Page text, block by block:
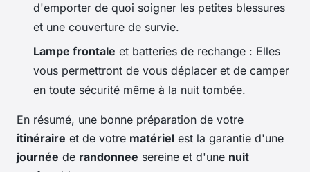
d'emporter de quoi soigner les petites blessures
et une couverture de survie.
Lampe frontale et batteries de rechange : Elles
vous permettront de vous déplacer et de camper
en toute sécurité même à la nuit tombée.
En résumé, une bonne préparation de votre
itinéraire et de votre matériel est la garantie d'une
journée de randonnee sereine et d'une nuit